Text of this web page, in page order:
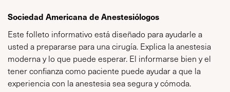
Sociedad Americana de Anestesiólogos
Este folleto informativo está diseñado para ayudarle a
usted a prepararse para una cirugía. Explica la anestesia
moderna y lo que puede esperar. El informarse bien y el
tener confianza como paciente puede ayudar a que la
experiencia con la anestesia sea segura y cómoda.